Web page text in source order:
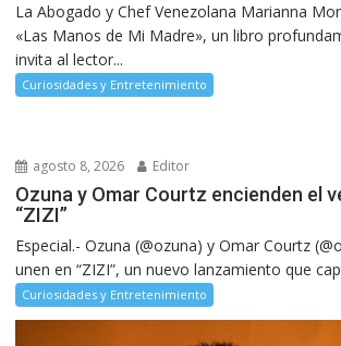
La Abogado y Chef Venezolana Marianna
«Las Manos de Mi Madre», un libro
invita al lector...
Curiosidades y Entretenimiento
agosto 8, 2026 Editor
Ozuna y Omar Courtz encienden el
“ZIZI”
Especial.- Ozuna (@ozuna) y Omar Courtz
unen en “ZIZI”, un nuevo lanzamiento que
Curiosidades y Entretenimiento